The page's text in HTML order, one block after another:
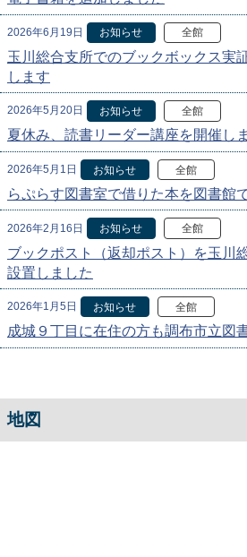
2026年6月19日 お知らせ 全館
玉川総合支所でのブックボックス実
します
2026年5月20日 お知らせ 全館
夏休み、読書リーダー講座を開催し
2026年5月1日 お知らせ 全館
らぷらす図書室で借りた本を図書館
2026年2月16日 お知らせ 全館
ブックポスト（返却ポスト）を玉川
設置しました
2026年1月5日 お知らせ 全館
成城９丁目に在住の方も調布市立図
地図